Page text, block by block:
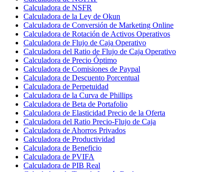
Calculadora de NSFR
Calculadora de la Ley de Okun
Calculadora de Conversión de Marketing Online
Calculadora de Rotación de Activos Operativos
Calculadora de Flujo de Caja Operativo
Calculadora del Ratio de Flujo de Caja Operativo
Calculadora de Precio Óptimo
Calculadora de Comisiones de Paypal
Calculadora de Descuento Porcentual
Calculadora de Perpetuidad
Calculadora de la Curva de Phillips
Calculadora de Beta de Portafolio
Calculadora de Elasticidad Precio de la Oferta
Calculadora del Ratio Precio-Flujo de Caja
Calculadora de Ahorros Privados
Calculadora de Productividad
Calculadora de Beneficio
Calculadora de PVIFA
Calculadora de PIB Real